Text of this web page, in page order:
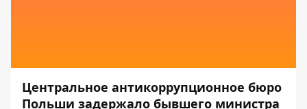
Центральное антикоррупционное бюро
Польши задержало бывшего министра